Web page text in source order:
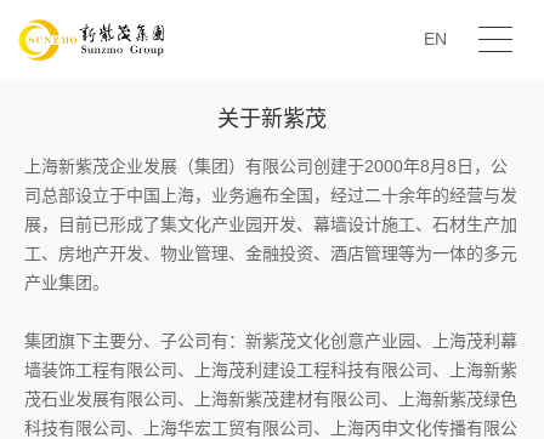
EN
关于新紫茂
上海新紫茂企业发展（集团）有限公司创建于2000年8月8日，公
司总部设立于中国上海，业务遍布全国，经过二十余年的经营与发
展，目前已形成了集文化产业园开发、幕墙设计施工、石材生产加
工、房地产开发、物业管理、金融投资、酒店管理等为一体的多元
产业集团。
集团旗下主要分、子公司有：新紫茂文化创意产业园、上海茂利幕
墙装饰工程有限公司、上海茂利建设工程科技有限公司、上海新紫
茂石业发展有限公司、上海新紫茂建材有限公司、上海新紫茂绿色
科技有限公司、上海华宏工贸有限公司、上海丙申文化传播有限公